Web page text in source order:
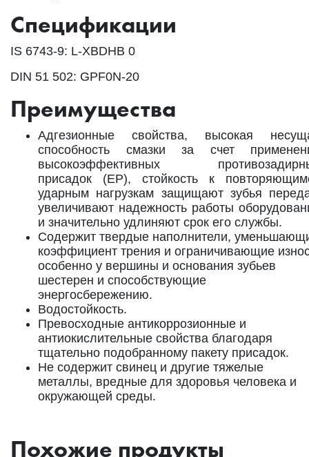
Спецификации
IS 6743-9: L-XBDHB 0
DIN 51 502: GPF0N-20
Преимущества
Адгезионные свойства, высокая
способность смазки за счет
высокоэффективных
присадок (ЕР), стойкость к
ударным нагрузкам защищают зубья
увеличивают надежность работы
и значительно удлиняют срок его службы.
Содержит твердые наполнители,
коэффициент трения и ограничивающие
особенно у вершины и основания зубьев
шестерен и способствующие
энергосбережению.
Водостойкость.
Превосходные антикоррозионные и
антиокислительные свойства благодаря
тщательно подобранному пакету присадок.
Не содержит свинец и другие тяжелые
металлы, вредные для здоровья человека и
окружающей среды.
Похожие продукты